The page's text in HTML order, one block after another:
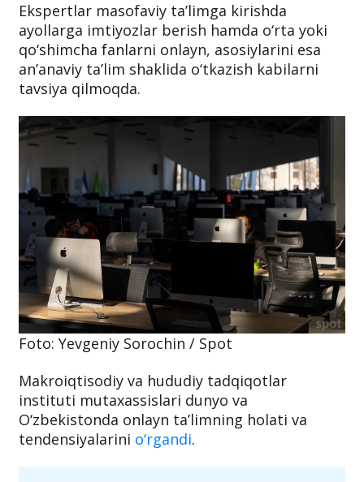
Ekspertlar masofaviy ta’limga kirishda
ayollarga imtiyozlar berish hamda o‘rta yoki
qo‘shimcha fanlarni onlayn, asosiylarini esa
an’anaviy ta’lim shaklida o‘tkazish kabilarni
tavsiya qilmoqda.
Foto: Yevgeniy Sorochin / Spot
Makroiqtisodiy va hududiy tadqiqotlar
instituti mutaxassislari dunyo va
O‘zbekistonda onlayn ta’limning holati va
tendensiyalarini o‘rgandi.